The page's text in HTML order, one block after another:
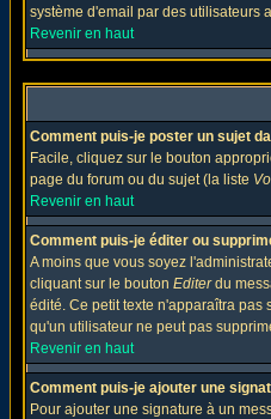
système d'email par des utilisateurs
Revenir en haut
Comment puis-je poster un sujet
Facile, cliquez sur le bouton
page du forum ou du sujet (la liste
Revenir en haut
Comment puis-je éditer ou
A moins que vous soyez
cliquant sur le bouton Editerdu
édité. Ce petit texte n'apparaîtra
qu'un utilisateur ne peut pas
Revenir en haut
Comment puis-je ajouter une
Pour ajouter une signature à un